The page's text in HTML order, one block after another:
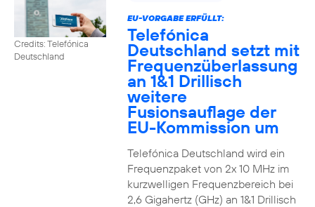
Credits: Telefónica
Deutschland
EU-VORGABE ERFÜLLT:
Telefónica
Deutschland setzt mit
Frequenzüberlassung
an 1&1 Drillisch
weitere
Fusionsauflage der
EU-Kommission um
Telefónica Deutschland wird ein
Frequenzpaket von 2x 10 MHz im
kurzwelligen Frequenzbereich bei
2,6 Gigahertz (GHz) an 1&1 Drillisch